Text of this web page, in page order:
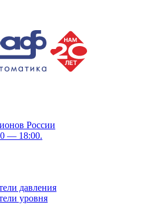
России
— 18:00.
давления
уровня